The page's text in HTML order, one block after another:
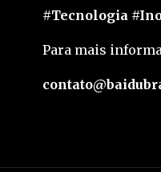
#Tecnologia
Para mais